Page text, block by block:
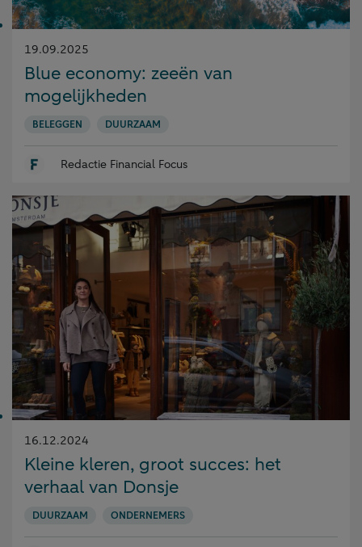
Gepubliceerd
op:
19.09.2025
Blue economy: zeeën van
mogelijkheden
BELEGGEN DUURZAAM
Redactie Financial Focus
Gepubliceerd
op:
16.12.2024
Kleine kleren, groot succes: het
verhaal van Donsje
DUURZAAM ONDERNEMERS